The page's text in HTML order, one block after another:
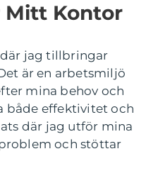
Mitt Kontor
jag tillbringar
är en arbetsmiljö
mina behov och
både effektivitet och
där jag utför mina
och stöttar